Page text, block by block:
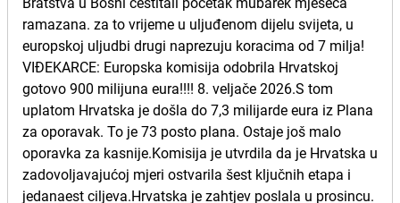
ramazana. za to vrijeme u uljuđenom dijelu svijeta, u
europskoj uljudbi drugi naprezuju koracima od 7 milja!
VIĐEKARCE: Europska komisija odobrila Hrvatskoj
gotovo 900 milijuna eura!!!! 8. veljače 2026.S tom
uplatom Hrvatska je došla do 7,3 milijarde eura iz Plana
za oporavak. To je 73 posto plana. Ostaje još malo
oporavka za kasnije.Komisija je utvrdila da je Hrvatska u
zadovoljavajućoj mjeri ostvarila šest ključnih etapa i
jedanaest ciljeva.Hrvatska je zahtjev poslala u prosincu.